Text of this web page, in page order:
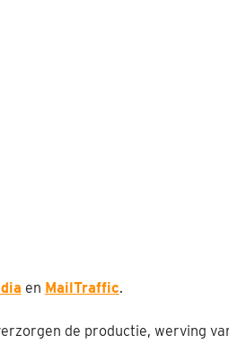
en MailTraffic.
de productie, werving